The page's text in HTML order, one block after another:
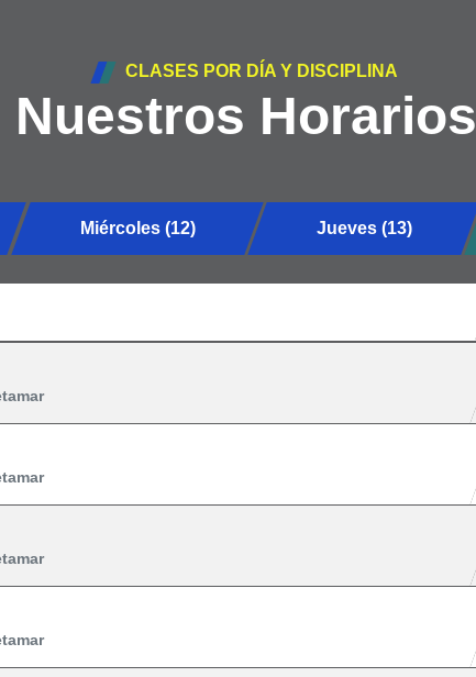
CLASES POR DÍA Y DISCIPLINA
Nuestros Horarios
Miércoles (12) Jueves (13)